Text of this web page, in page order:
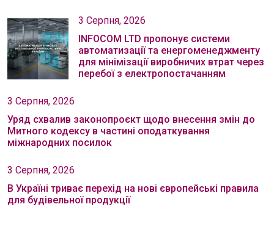
3 Серпня, 2026
INFOCOM LTD пропонує системи
автоматизації та енергоменеджменту
для мінімізації виробничих втрат через
перебої з електропостачанням
3 Серпня, 2026
Уряд схвалив законопроєкт щодо внесення змін до
Митного кодексу в частині оподаткування
міжнародних посилок
3 Серпня, 2026
В Україні триває перехід на нові європейські правила
для будівельної продукції